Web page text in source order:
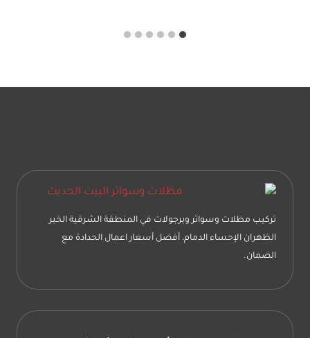
تركيب مظلات وسواتر وبرجولات في المنطقة الشرقية الخبر
الظهران الإحساء الدمام، أفضل أسعار اعمال الحدادة مع
الضمان.